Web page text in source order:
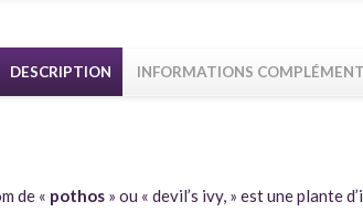
DESCRIPTION INFORMATIONS
de « pothos » ou « devil’s ivy, » est une plante